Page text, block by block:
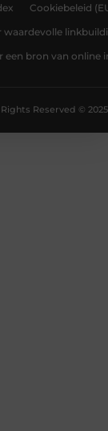
Cookiebeleid
waardevolle
een bron van online
Reserved © 2025